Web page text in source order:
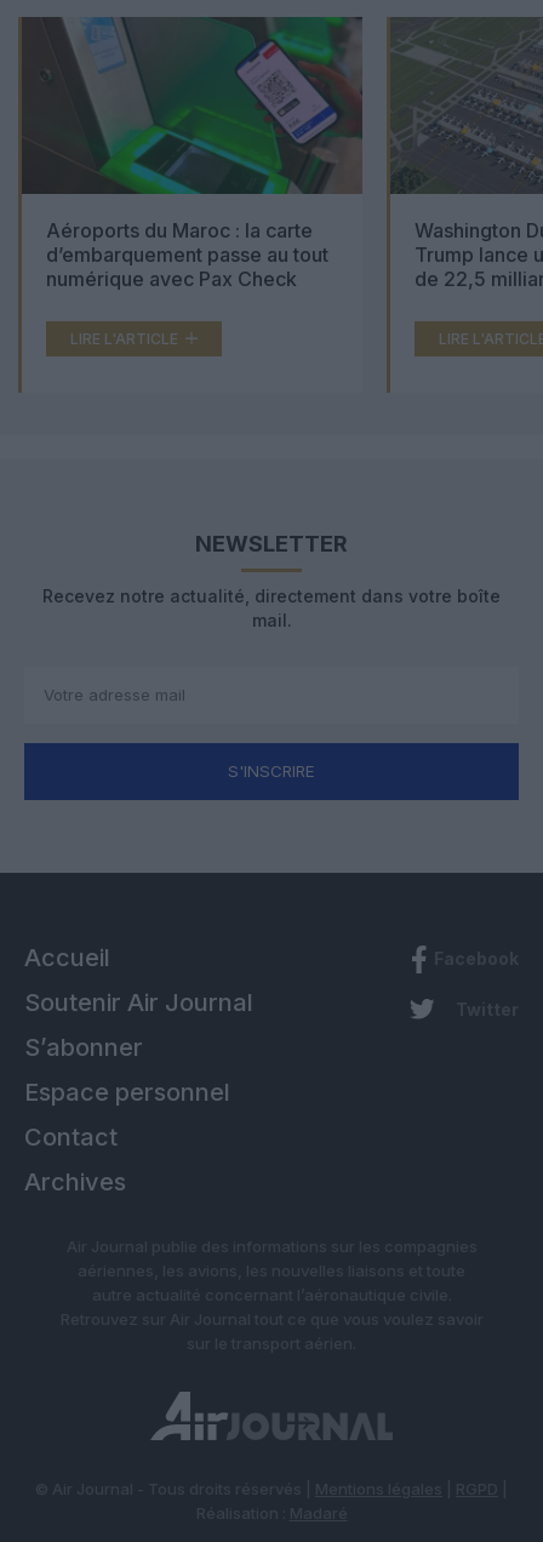
Aéroports du Maroc : la carte
d’embarquement passe au tout
numérique avec Pax Check
LIRE L'ARTICLE
Washington
Trump lance
de 22,5
LIRE
NEWSLETTER
Recevez notre actualité, directement dans votre boîte
mail.
S'INSCRIRE
Accueil
Soutenir Air Journal
S’abonner
Espace personnel
Contact
Archives